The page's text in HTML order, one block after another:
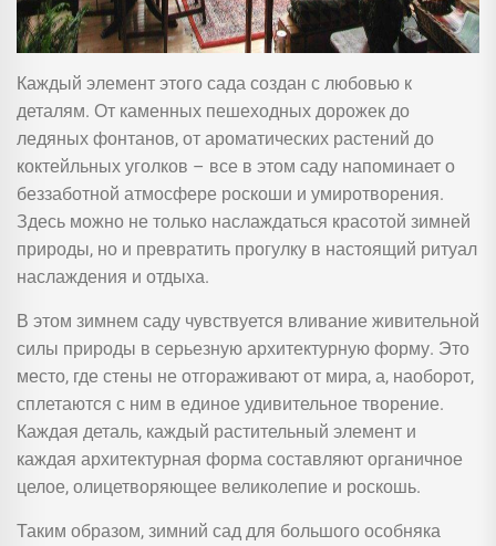
Каждый элемент этого сада создан с любовью к
деталям. От каменных пешеходных дорожек до
ледяных фонтанов, от ароматических растений до
коктейльных уголков – все в этом саду напоминает о
беззаботной атмосфере роскоши и умиротворения.
Здесь можно не только наслаждаться красотой зимней
природы, но и превратить прогулку в настоящий ритуал
наслаждения и отдыха.
В этом зимнем саду чувствуется вливание живительной
силы природы в серьезную архитектурную форму. Это
место, где стены не отгораживают от мира, а, наоборот,
сплетаются с ним в единое удивительное творение.
Каждая деталь, каждый растительный элемент и
каждая архитектурная форма составляют органичное
целое, олицетворяющее великолепие и роскошь.
Таким образом, зимний сад для большого особняка